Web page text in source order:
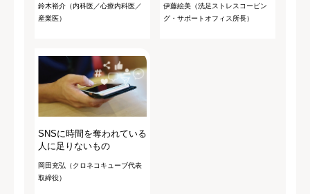
鈴木裕介（内科医／心療内科医／
産業医）
伊藤絵美（洗足ストレスコーピン
グ・サポートオフィス所長）
SNSに時間を奪われている
人に足りないもの
岡田充弘（クロネコキューブ代表
取締役）